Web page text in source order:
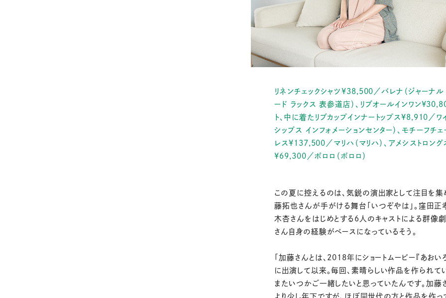
リネンチェックシャツ¥38,500／バレナ（ジャーナ
ード ラックス 表参道店）、リブオールインワン
ト、中に着たリブカップインナートップス¥8,910／ワ
シップス インフォメーションセンター）、モチーフチ
レス¥137,500／マリハ（マリハ）、アメシストロング
¥69,300／ボロロ（ボロロ）
この夏に控えるのは、気鋭の演出家として注目を集
藤拓也さんが手がける舞台「いつぞやは」。窪田正
木杏さんをはじめとする6人のキャストによる群像
さん自身の経験がベースになっているそう。
「加藤さんとは、2018年にショートムービー『あおい
に出演して以来。毎回、素晴らしい作品を作られて
またいつかご一緒したいと思っていたんです。加藤
より少し年下ですが、ほぼ同世代の方と作品を作っ